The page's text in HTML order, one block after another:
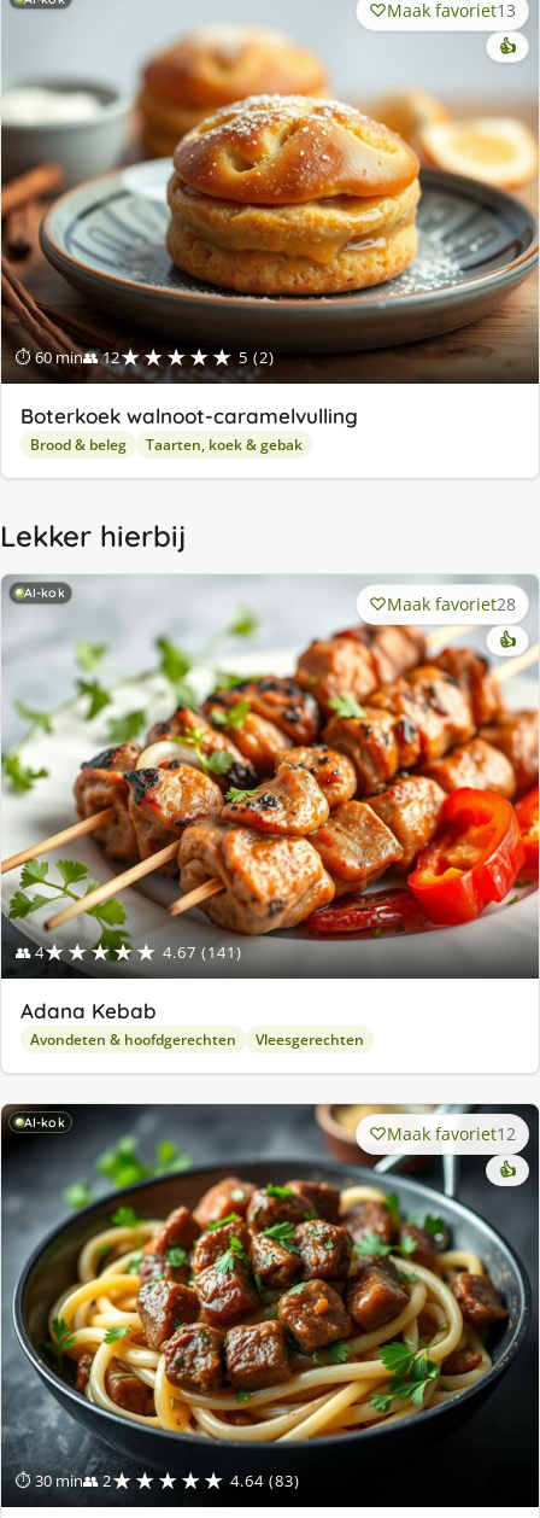
⏱ 60 min👥 12★★★★★ 5 (2)
Maak favoriet13
👍
Boterkoek walnoot-caramelvulling
Brood & beleg Taarten, koek & gebak
Lekker hierbij
AI-kok
👥 4★★★★★ 4.67 (141)
Maak favoriet28
👍
Adana Kebab
Avondeten & hoofdgerechten Vleesgerechten
AI-kok
⏱ 30 min👥 2★★★★★ 4.64 (83)
Maak favoriet12
👍